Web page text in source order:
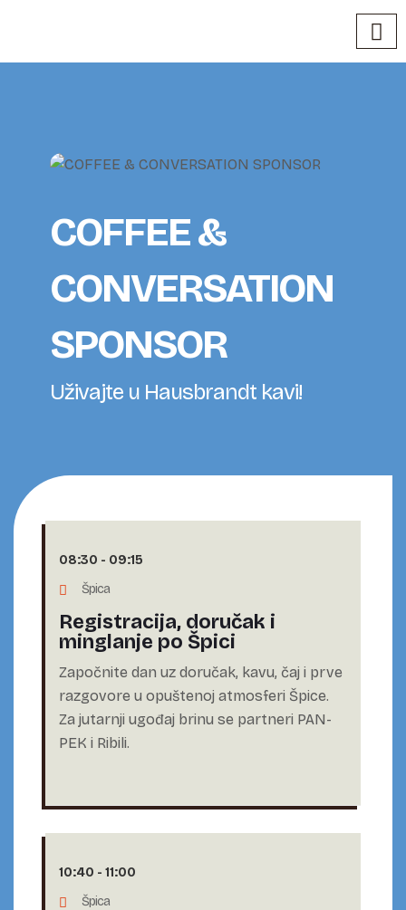
COFFEE &
CONVERSATION
SPONSOR
Uživajte u Hausbrandt kavi!
08:30 - 09:15
Špica
Registracija, doručak i
minglanje po Špici
Započnite dan uz doručak, kavu, čaj i prve
razgovore u opuštenoj atmosferi Špice.
Za jutarnji ugođaj brinu se partneri PAN-
PEK i Ribili.
10:40 - 11:00
Špica